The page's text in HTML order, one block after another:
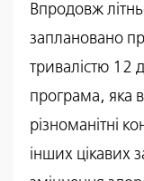
Впродовж
заплановано
тривалістю 12
програма, яка
різноманітні
інших цікавих